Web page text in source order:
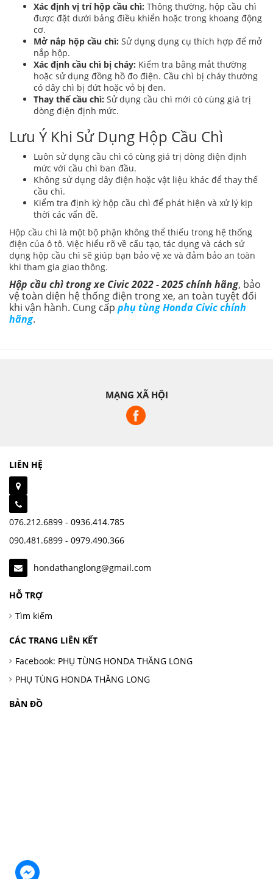
Xác định vị trí hộp cầu chì: Thông thường, hộp cầu chì
được đặt dưới bảng điều khiển hoặc trong khoang động
cơ.
Mở nắp hộp cầu chì: Sử dụng dụng cụ thích hợp để mở
nắp hộp.
Xác định cầu chì bị cháy: Kiểm tra bằng mắt thường
hoặc sử dụng đồng hồ đo điện. Cầu chì bị cháy thường
có dây chì bị đứt hoặc vỏ bị đen.
Thay thế cầu chì: Sử dụng cầu chì mới có cùng giá trị
dòng điện định mức.
Lưu Ý Khi Sử Dụng Hộp Cầu Chì
Luôn sử dụng cầu chì có cùng giá trị dòng điện định
mức với cầu chì ban đầu.
Không sử dụng dây điện hoặc vật liệu khác để thay thế
cầu chì.
Kiểm tra định kỳ hộp cầu chì để phát hiện và xử lý kịp
thời các vấn đề.
Hộp cầu chì là một bộ phận không thể thiếu trong hệ thống
điện của ô tô. Việc hiểu rõ về cấu tạo, tác dụng và cách sử
dụng hộp cầu chì sẽ giúp bạn bảo vệ xe và đảm bảo an toàn
khi tham gia giao thông.
Hộp cầu chì trong xe Civic 2022 - 2025 chính hãng, bảo
vệ toàn diện hệ thống điện trong xe, an toàn tuyệt đối
khi vận hành. Cung cấp phụ tùng Honda Civic chính
hãng.
MẠNG XÃ HỘI
LIÊN HỆ
076.212.6899 - 0936.414.785
090.481.6899 - 0979.490.366
hondathanglong@gmail.com
HỖ TRỢ
Tìm kiếm
CÁC TRANG LIÊN KẾT
Facebook: PHỤ TÙNG HONDA THĂNG LONG
PHỤ TÙNG HONDA THĂNG LONG
BẢN ĐỒ